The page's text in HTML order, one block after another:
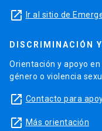
launch Ir al sitio de
DISCRIMINACIÓN
Orientación y apoyo
género o violencia
launch Contacto para
launch Más orientación